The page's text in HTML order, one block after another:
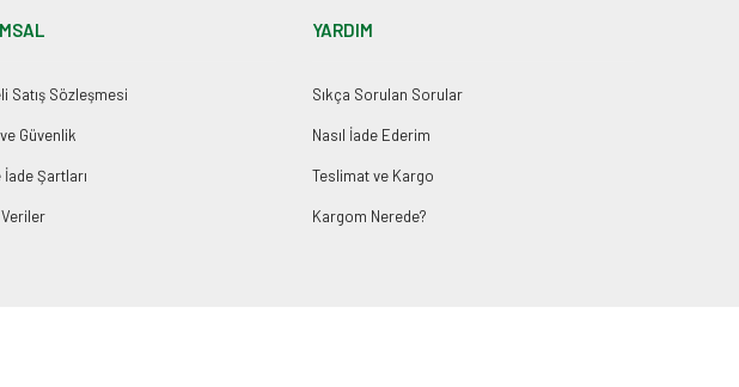
Satış Sözleşmesi
Güvenlik
İade Şartları
YARDIM
Sıkça Sorulan Sorular
Nasıl İade Ederim
Teslimat ve Kargo
Kargom Nerede?